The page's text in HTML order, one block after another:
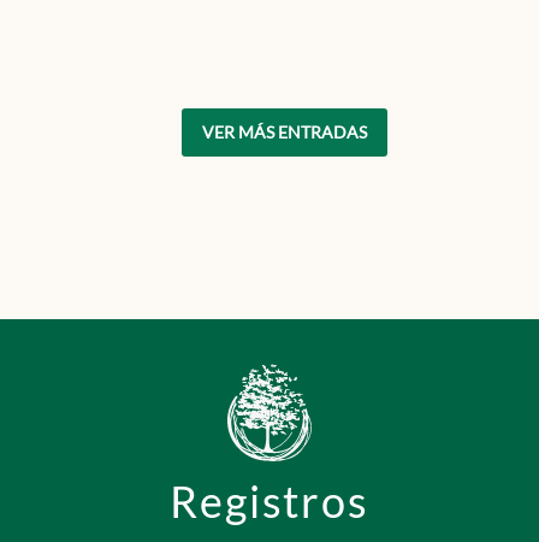
VER MÁS ENTRADAS
Registros